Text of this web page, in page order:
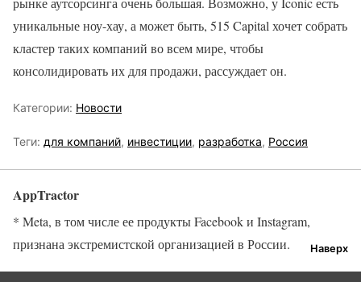
уникальные ноу-хау, а может быть, 515 Capital хочет собрать
кластер таких компаний во всем мире, чтобы
консолидировать их для продажи, рассуждает он.
Категории: Новости
Теги: для компаний, инвестиции, разработка, Россия
AppTractor
Наверх
* Meta, в том числе ее продукты Facebook и Instagram,
признана экстремистской организацией в России.